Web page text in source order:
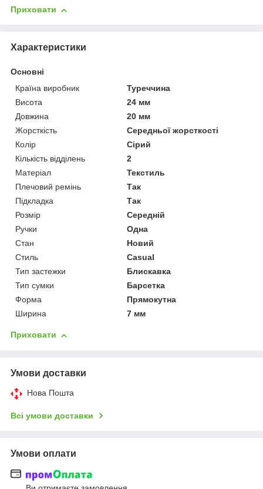
Приховати
Характеристики
Основні
Країна виробник
Туреччина
Висота
24 мм
Довжина
20 мм
Жорсткість
Середньої жорсткості
Колір
Сірий
Кількість відділень
2
Матеріал
Текстиль
Плечовий ремінь
Так
Підкладка
Так
Розмір
Середній
Ручки
Одна
Стан
Новий
Стиль
Casual
Тип застежки
Блискавка
Тип сумки
Барсетка
Форма
Прямокутна
Ширина
7 мм
Приховати
Умови доставки
Нова Пошта
Всі умови доставки
Умови оплати